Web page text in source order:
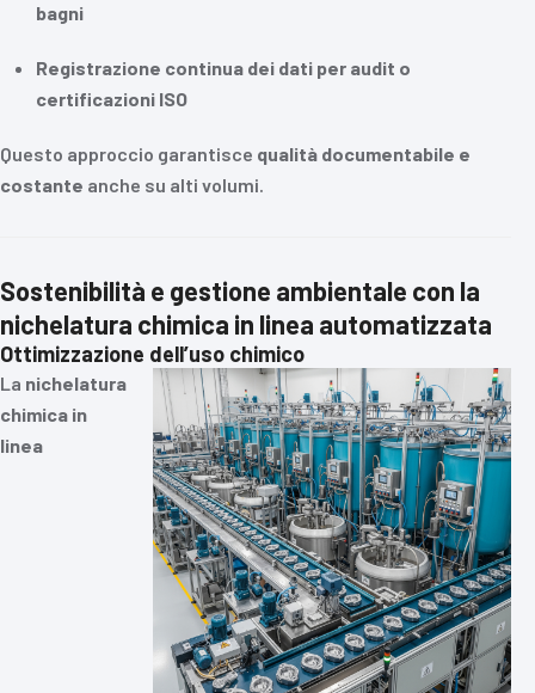
bagni
Registrazione continua dei dati per audit o
certificazioni ISO
Questo approccio garantisce qualità documentabile e
costante anche su alti volumi.
Sostenibilità e gestione ambientale con la
nichelatura chimica in linea automatizzata
Ottimizzazione dell’uso chimico
La nichelatura
chimica in
linea